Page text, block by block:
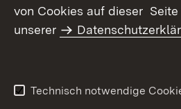
von Cookies auf dieser Seite
unserer
Technisch notwendige